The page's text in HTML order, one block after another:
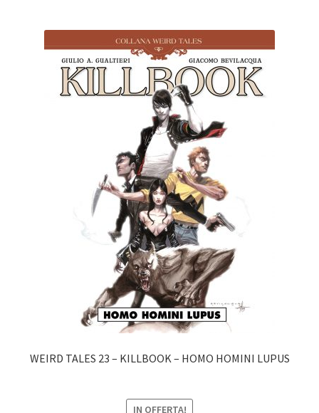
WEIRD TALES 23 – KILLBOOK – HOMO HOMINI LUPUS
IN OFFERTA!